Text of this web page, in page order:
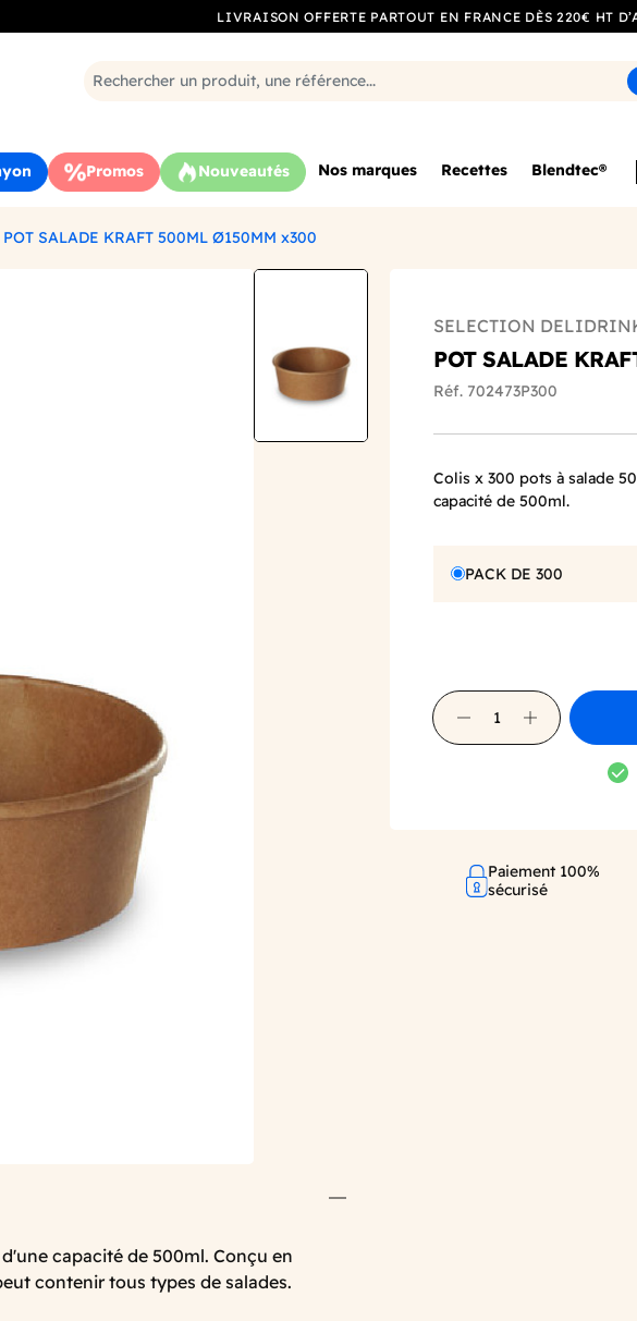
LIVRAISON OFFERTE PARTOUT EN FRANCE DÈS 220€ HT
Promos Nouveautés Nos marques Recettes Blendtec®
POT SALADE KRAFT 500ML Ø150MM x300
capacité de 500ml. Conçu en
contenir tous types de salades.
SELECTION
POT SALADE
Réf. 702473P300
Colis x 300 pots à salade
capacité de 500ml.
PACK DE 300
Paiement 100%
sécurisé